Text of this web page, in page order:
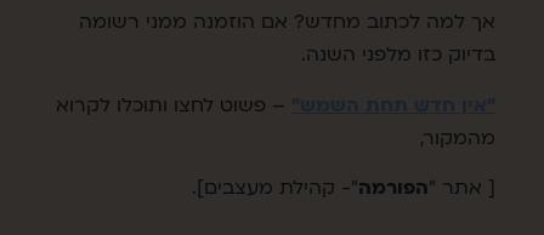
אך למה לכתוב מחדש? אם הוזמנה ממני רשומה
בדיוק כזו מלפני השנה.
– פשוט לחצו ותוכלו לקרוא
מהמקור,
[ אתר "הפורמה"- קהילת מעצבים].